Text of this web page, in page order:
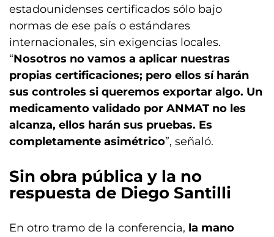
estadounidenses certificados sólo bajo
normas de ese país o estándares
internacionales, sin exigencias locales.
“Nosotros no vamos a aplicar nuestras
propias certificaciones; pero ellos sí harán
sus controles si queremos exportar algo. Un
medicamento validado por ANMAT no les
alcanza, ellos harán sus pruebas. Es
completamente asimétrico”, señaló.
Sin obra pública y la no
respuesta de Diego Santilli
En otro tramo de la conferencia, la mano